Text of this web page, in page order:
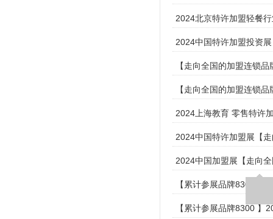
2024北京特许加盟轻餐
2024中国特许加盟投资
【走向全国的加盟连锁
【走向全国的加盟连锁
2024上海教育 零售特许
2024中国特许加盟展【
2024中国加盟展【走向
【累计参展品牌8300 】
【累计参展品牌8300 】